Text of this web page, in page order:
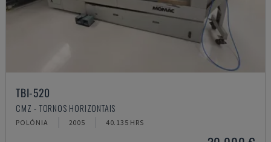
TBI-520
CMZ - TORNOS HORIZONTAIS
POLÓNIA 2005 40.135 HRS